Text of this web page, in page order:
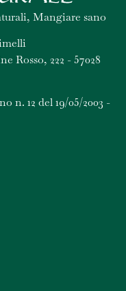
Mangiare sano
Rosso, 222 - 57028
n. 12 del 19/05/2003 -